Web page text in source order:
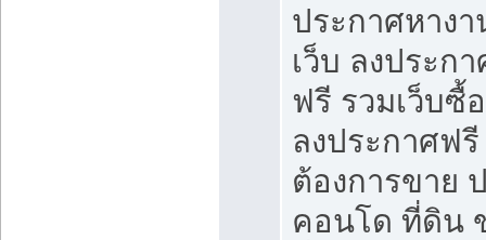
ประกาศหาง
เว็บ ลงประก
ฟรี รวมเว็บซื้
ลงประกาศฟ
ต้องการขาย
คอนโด ที่ดิน